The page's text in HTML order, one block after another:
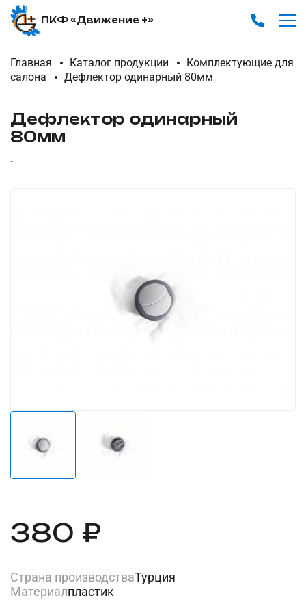
ПКФ «Движение +»
Главная Каталог продукции
Комплектующие для
салона
Дефлектор одинарный 80мм
Дефлектор одинарный
80мм
-
380 ₽
Страна производстваТурция
Материалпластик